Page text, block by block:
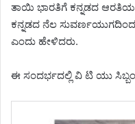
ತಾಯಿ ಭಾರತಿಗೆ ಕನ್ನಡದ
ಕನ್ನಡದ ನೆಲ
ಎಂದು ಹೇಳಿದರು.
ಈ ಸಂದರ್ಭದಲ್ಲಿ ವಿ ಟಿ ಯು